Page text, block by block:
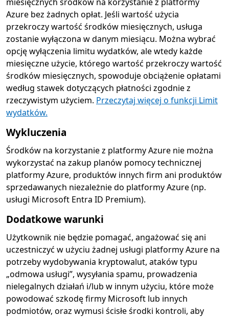
Azure bez żadnych opłat. Jeśli wartość użycia
przekroczy wartość środków miesięcznych, usługa
zostanie wyłączona w danym miesiącu. Można wybrać
opcję wyłączenia limitu wydatków, ale wtedy każde
miesięczne użycie, którego wartość przekroczy wartość
środków miesięcznych, spowoduje obciążenie opłatami
według stawek dotyczących płatności zgodnie z
rzeczywistym użyciem. Przeczytaj więcej o funkcji Limit
wydatków.
Wykluczenia
Środków na korzystanie z platformy Azure nie można
wykorzystać na zakup planów pomocy technicznej
platformy Azure, produktów innych firm ani produktów
sprzedawanych niezależnie do platformy Azure (np.
usługi Microsoft Entra ID Premium).
Dodatkowe warunki
Użytkownik nie będzie pomagać, angażować się ani
uczestniczyć w użyciu żadnej usługi platformy Azure na
potrzeby wydobywania kryptowalut, ataków typu
„odmowa usługi”, wysyłania spamu, prowadzenia
nielegalnych działań i/lub w innym użyciu, które może
powodować szkodę firmy Microsoft lub innych
podmiotów, oraz wymusi ścisłe środki kontroli, aby